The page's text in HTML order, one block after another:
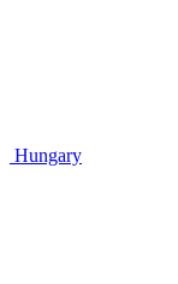
Hungary